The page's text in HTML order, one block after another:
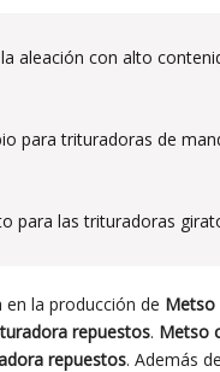
aleación con alto
para trituradoras de
para las trituradoras
en la producción de Metso
repuestos. Metso
repuestos. Además